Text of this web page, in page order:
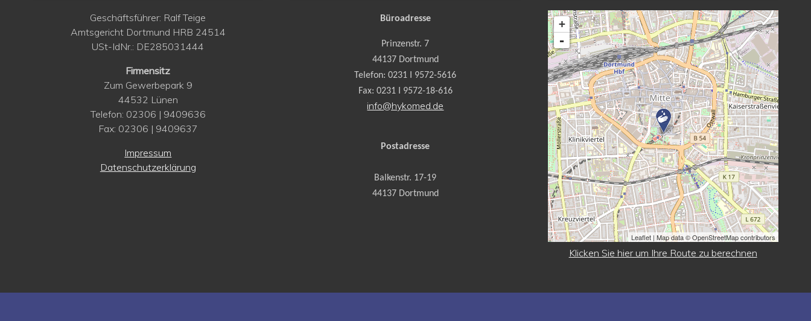
Geschäftsführer: Ralf Teige
Amtsgericht Dortmund HRB 24514
USt-IdNr.: DE285031444
Firmensitz
Zum Gewerbepark 9
44532 Lünen
Telefon: 02306 | 9409636
Fax: 02306 | 9409637
Impressum
Datenschutzerklärung
Büroadresse
Prinzenstr. 7
44137 Dortmund
Telefon: 0231 I 9572-5616
Fax: 0231 I 9572-18-616
info@hykomed.de
Postadresse
Balkenstr. 17-19
44137 Dortmund
+
-
Leaflet| Map data © OpenStreetMap contributors
Klicken Sie hier um Ihre Route zu berechnen